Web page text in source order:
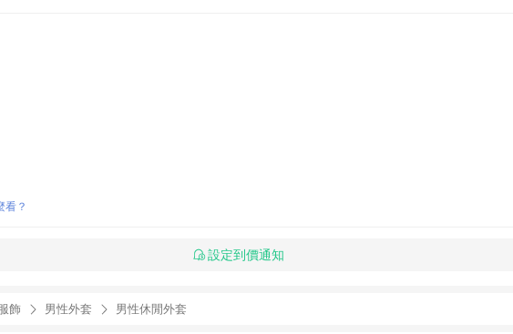
看？
設定到價通知
飾 男性外套 男性休閒外套